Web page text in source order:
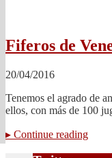
Fiferos de
20/04/2016
Tenemos el agrado de
ellos, con más de 100
▸ Continue reading